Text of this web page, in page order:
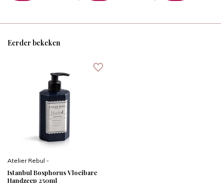
Eerder bekeken
Atelier Rebul -
Istanbul Bosphorus Vloeibare
Handzeep 250ml